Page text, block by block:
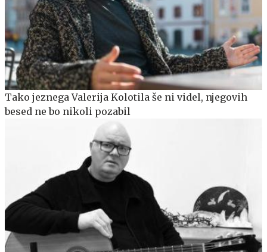
Tako jeznega Valerija Kolotila še ni videl, njegovih
besed ne bo nikoli pozabil